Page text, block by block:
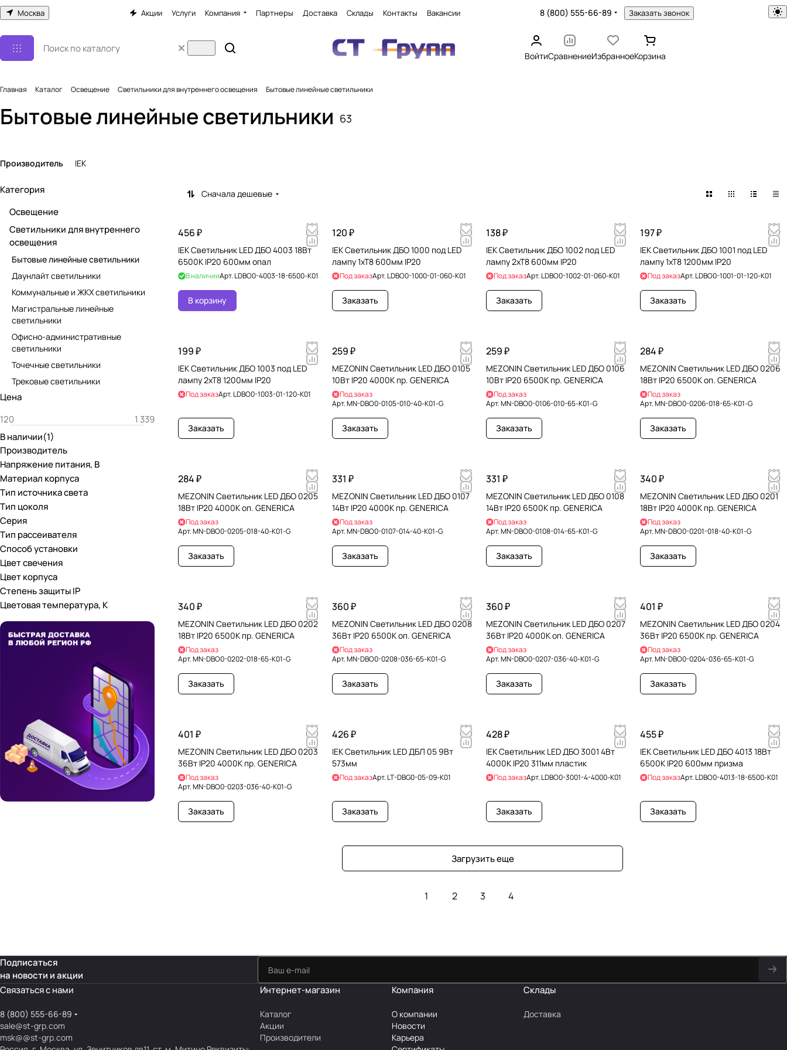
Москва Акции Услуги Компания Партнеры Доставка Склады Контакты Вакансии 8 (800) 555-66-89 Заказать звонок
ВойтиСравнениеИзбранноеКорзина
Главная Каталог Освещение Светильники для внутреннего освещения Бытовые линейные светильники
Бытовые линейные светильники 63
Производитель IEK
Сначала дешевые
456 ₽
IEK Светильник LED ДБО 4003 18Вт
6500К IP20 600мм опал
В наличииАрт. LDBO0-4003-18-6500-K01
В корзину
120 ₽
IEK Светильник ДБО 1000 под LED
лампу 1хТ8 600мм IP20
Под заказАрт. LDBO0-1000-01-060-K01
Заказать
138 ₽
IEK Светильник ДБО 1002 под LED
лампу 2хТ8 600мм IP20
Под заказАрт. LDBO0-1002-01-060-K01
Заказать
197 ₽
IEK Светильник ДБО 1001 под LED
лампу 1хТ8 1200мм IP20
Под заказАрт. LDBO0-1001-01-120-K01
Заказать
199 ₽
IEK Светильник ДБО 1003 под LED
лампу 2хТ8 1200мм IP20
Под заказАрт. LDBO0-1003-01-120-K01
Заказать
259 ₽
MEZONIN Светильник LED ДБО 0105
10Вт IP20 4000К пр. GENERICA
Под заказ
Арт.MN-DBO0-0105-010-40-K01-G
Заказать
259 ₽
MEZONIN Светильник LED ДБО 0106
10Вт IP20 6500К пр. GENERICA
Под заказ
Арт.MN-DBO0-0106-010-65-K01-G
Заказать
284 ₽
MEZONIN Светильник LED ДБО 0206
18Вт IP20 6500К оп. GENERICA
Под заказ
Арт.MN-DBO0-0206-018-65-K01-G
Заказать
284 ₽
MEZONIN Светильник LED ДБО 0205
18Вт IP20 4000К оп. GENERICA
Под заказ
Арт.MN-DBO0-0205-018-40-K01-G
Заказать
331 ₽
MEZONIN Светильник LED ДБО 0107
14Вт IP20 4000К пр. GENERICA
Под заказ
Арт.MN-DBO0-0107-014-40-K01-G
Заказать
331 ₽
MEZONIN Светильник LED ДБО 0108
14Вт IP20 6500К пр. GENERICA
Под заказ
Арт.MN-DBO0-0108-014-65-K01-G
Заказать
340 ₽
MEZONIN Светильник LED ДБО 0201
18Вт IP20 4000К пр. GENERICA
Под заказ
Арт.MN-DBO0-0201-018-40-K01-G
Заказать
340 ₽
MEZONIN Светильник LED ДБО 0202
18Вт IP20 6500К пр. GENERICA
Под заказ
Арт.MN-DBO0-0202-018-65-K01-G
Заказать
360 ₽
MEZONIN Светильник LED ДБО 0208
36Вт IP20 6500К оп. GENERICA
Под заказ
Арт.MN-DBO0-0208-036-65-K01-G
Заказать
360 ₽
MEZONIN Светильник LED ДБО 0207
36Вт IP20 4000К оп. GENERICA
Под заказ
Арт.MN-DBO0-0207-036-40-K01-G
Заказать
401 ₽
MEZONIN Светильник LED ДБО 0204
36Вт IP20 6500К пр. GENERICA
Под заказ
Арт.MN-DBO0-0204-036-65-K01-G
Заказать
401 ₽
MEZONIN Светильник LED ДБО 0203
36Вт IP20 4000К пр. GENERICA
Под заказ
Арт.MN-DBO0-0203-036-40-K01-G
Заказать
426 ₽
IEK Светильник LED ДБЛ 05 9Вт
573мм
Под заказАрт. LT-DBG0-05-09-K01
Заказать
428 ₽
IEK Светильник LED ДБО 3001 4Вт
4000K IP20 311мм пластик
Под заказАрт. LDBO0-3001-4-4000-K01
Заказать
455 ₽
IEK Светильник LED ДБО 4013 18Вт
6500К IP20 600мм призма
Под заказАрт. LDBO0-4013-18-6500-K01
Заказать
Загрузить еще
1 2 3 4
Категория
Освещение
Светильники для внутреннего
освещения
Бытовые линейные светильники
Даунлайт светильники
Коммунальные и ЖКХ светильники
Магистральные линейные
светильники
Офисно-административные
светильники
Точечные светильники
Трековые светильники
Цена
В наличии(1)
Производитель
Напряжение питания, В
Материал корпуса
Тип источника света
Тип цоколя
Серия
Тип рассеивателя
Способ установки
Цвет свечения
Цвет корпуса
Степень защиты IP
Цветовая температура, К
Подписаться
на новости и акции
Связаться с нами
8 (800) 555-66-89
sale@st-grp.com
msk@@st-grp.com
Интернет-магазин
Каталог
Акции
Производители
Компания
О компании
Новости
Карьера
Склады
Доставка